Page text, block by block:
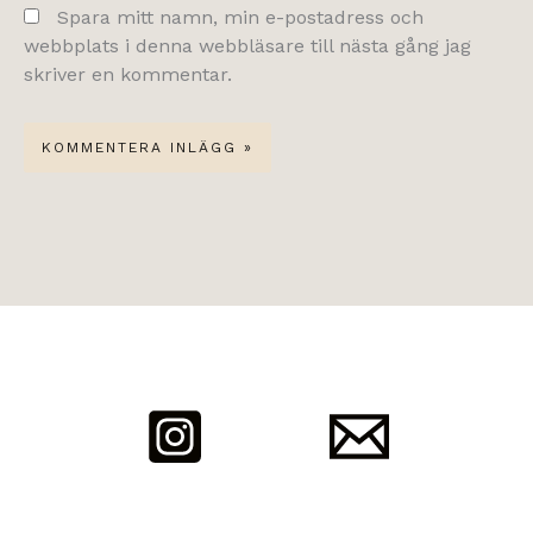
Spara mitt namn, min e-postadress och
webbplats i denna webbläsare till nästa gång jag
skriver en kommentar.